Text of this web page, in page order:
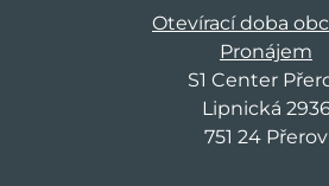
Otevírací doba
Pronájem
S1 Center
Lipnická
751 24 Přerov